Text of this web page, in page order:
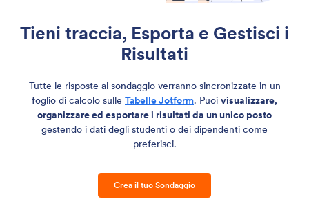
Tieni traccia, Esporta e Gestisci i
Risultati
Tutte le risposte al sondaggio verranno sincronizzate in un
foglio di calcolo sulle Tabelle Jotform. Puoi visualizzare,
organizzare ed esportare i risultati da un unico posto
gestendo i dati degli studenti o dei dipendenti come
preferisci.
Crea il tuo Sondaggio